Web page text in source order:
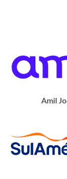
Amil